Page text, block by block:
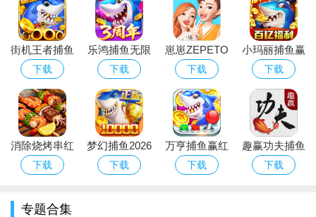
街机王者捕鱼
高爆版下载最
新免费版
下载
乐鸿捕鱼无限
金币免费下载
最新版
下载
崽崽ZEPETO
国际版安卓下
载2026中文最
新版
下载
小玛丽捕鱼赢
红包版下载官
方正版
下载
消除烧烤串红
包版下载官方
下载
梦幻捕鱼2026
官方手游下载
下载
万亨捕鱼赢红
包版下载最新
下载
趣赢功夫捕鱼
狂暴版下载最
下载
专题合集